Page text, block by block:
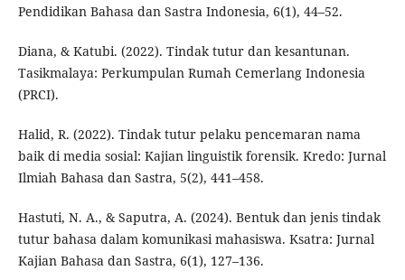
Pendidikan Bahasa dan Sastra Indonesia, 6(1), 44–52.
Diana, & Katubi. (2022). Tindak tutur dan kesantunan.
Tasikmalaya: Perkumpulan Rumah Cemerlang Indonesia
(PRCI).
Halid, R. (2022). Tindak tutur pelaku pencemaran nama
baik di media sosial: Kajian linguistik forensik. Kredo: Jurnal
Ilmiah Bahasa dan Sastra, 5(2), 441–458.
Hastuti, N. A., & Saputra, A. (2024). Bentuk dan jenis tindak
tutur bahasa dalam komunikasi mahasiswa. Ksatra: Jurnal
Kajian Bahasa dan Sastra, 6(1), 127–136.